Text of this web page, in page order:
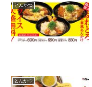
とんかつ
とんかつ